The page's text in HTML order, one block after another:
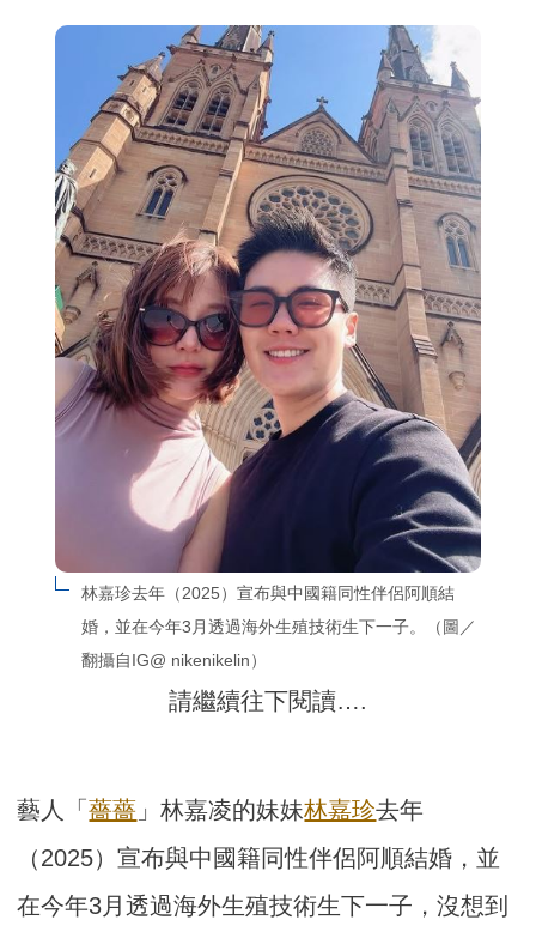
林嘉珍去年（2025）宣布與中國籍同性伴侶阿順結
婚，並在今年3月透過海外生殖技術生下一子。（圖／
翻攝自IG@ nikenikelin）
請繼續往下閱讀….
藝人「薔薔 」林嘉凌的妹妹林嘉珍去年
（2025）宣布與中國籍同性伴侶阿順結婚，並
在今年3月透過海外生殖技術生下一子，沒想到